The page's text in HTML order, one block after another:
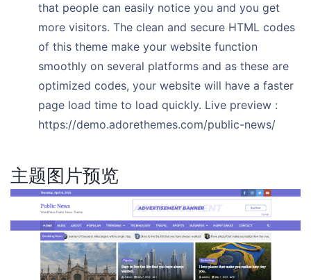
that people can easily notice you and you get
more visitors. The clean and secure HTML codes
of this theme make your website function
smoothly on several platforms and as these are
optimized codes, your website will have a faster
page load time to load quickly. Live preview :
https://demo.adorethemes.com/public-news/
主题图片预览